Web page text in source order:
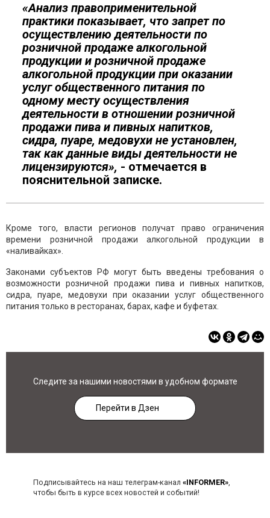
«Анализ правоприменительной
практики показывает, что запрет по
осуществлению деятельности по
розничной продаже алкогольной
продукции и розничной продаже
алкогольной продукции при оказании
услуг общественного питания по
одному месту осуществления
деятельности в отношении розничной
продажи пива и пивных напитков,
сидра, пуаре, медовухи не установлен,
так как данные виды деятельности не
лицензируются», - отмечается в
пояснительной записке.
Кроме того, власти регионов получат право ограничения
времени розничной продажи алкогольной продукции в
«наливайках».
Законами субъектов РФ могут быть введены требования о
возможности розничной продажи пива и пивных напитков,
сидра, пуаре, медовухи при оказании услуг общественного
питания только в ресторанах, барах, кафе и буфетах.
Следите за нашими новостями в удобном формате
Перейти в Дзен
Подписывайтесь на наш телеграм-канал «INFORMER»,
чтобы быть в курсе всех новостей и событий!